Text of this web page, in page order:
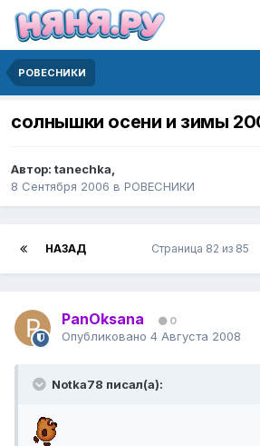
РОВЕСНИКИ
солнышки осени и зимы
Автор: tanechka,
8 Сентября 2006 в РОВЕСНИКИ
НАЗАД Страница 82 из 85
PanOksana 0
Опубликовано 4 Августа 2008
Notka78 писал(а):